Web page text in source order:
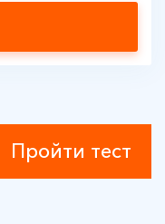
Пройти тест